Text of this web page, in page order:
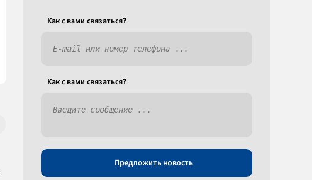
Как c вами связаться?
Как c вами связаться?
Предложить новость